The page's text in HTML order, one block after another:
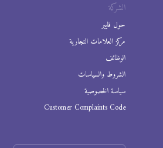
الشركة
حول فايبر
مركز العلامات التجارية
الوظائف
الشروط والسياسات
سياسة الخصوصية
Customer Complaints Code